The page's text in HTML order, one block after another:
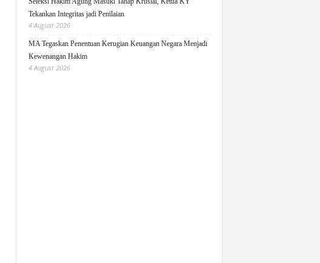
Tekankan Integritas jadi Penilaian
4 August 2026
MA Tegaskan Penentuan Kerugian Keuangan Negara Menjadi
Kewenangan Hakim
4 August 2026